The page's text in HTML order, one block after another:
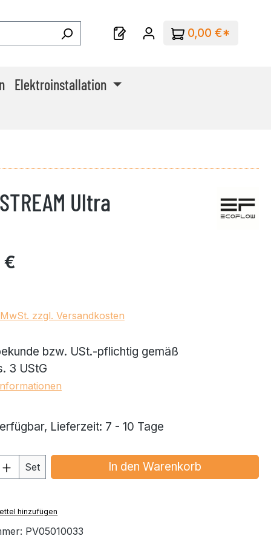
0,00 €*
Elektroinstallation
Ultra
€
zzgl. Versandkosten
bzw. USt.-pflichtig gemäß
3 UStG
Lieferzeit: 7 - 10 Tage
Gib den gewünschten Wert
Set In den Warenkorb
hinzufügen
PV05010033